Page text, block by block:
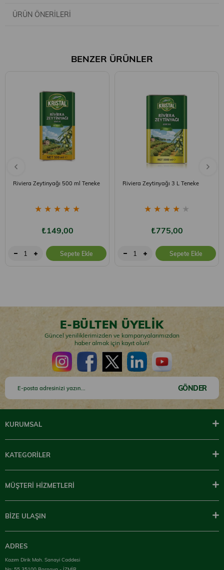
ÜRÜN ÖNERILERI
BENZER ÜRÜNLER
Riviera Zeytinyağı 500 ml Teneke
★ ★ ★ ★ ★
₺149,00
Sepete Ekle
Riviera Zeytinyağı 3 L Teneke
★ ★ ★ ★ ★
₺775,00
Sepete Ekle
E-BÜLTEN ÜYELİK
Güncel yeniliklerimizden ve kampanyalarımızdan
haber almak için kayıt olun!
GÖNDER
KURUMSAL
KATEGORİLER
MÜŞTERİ HİZMETLERİ
BİZE ULAŞIN
ADRES
Kazım Dirik Mah. Sanayi Caddesi